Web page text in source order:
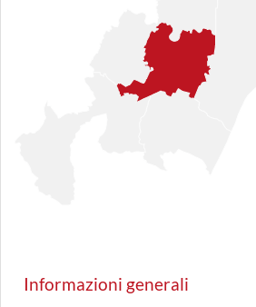
Informazioni generali